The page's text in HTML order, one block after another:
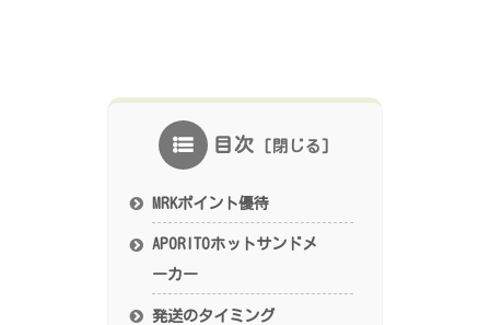
目次
MRKポイント優待
APORITOホットサンドメ
ーカー
発送のタイミング